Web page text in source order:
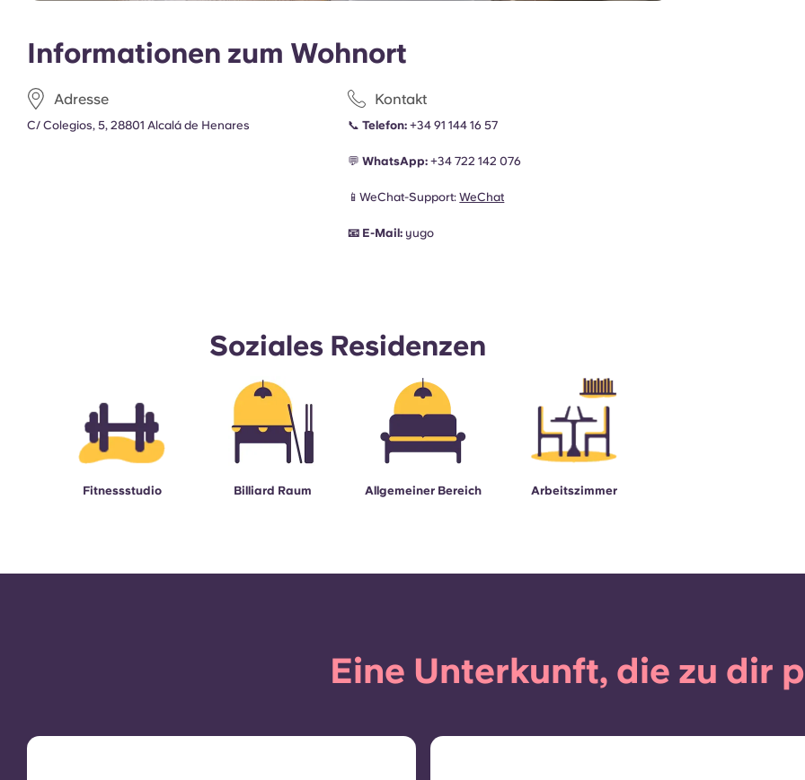
Informationen zum Wohnort
Adresse
C/ Colegios, 5, 28801 Alcalá de Henares
Kontakt
📞Telefon: +34 91 144 16 57
💬 WhatsApp: +34722 142 076
📱WeChat-Support:WeChat
📧 E-Mail: yugo
Soziales Residenzen
Fitnessstudio Billiard Raum Allgemeiner Bereich Arbeitszimmer
Eine Unterkunft, die zu dir